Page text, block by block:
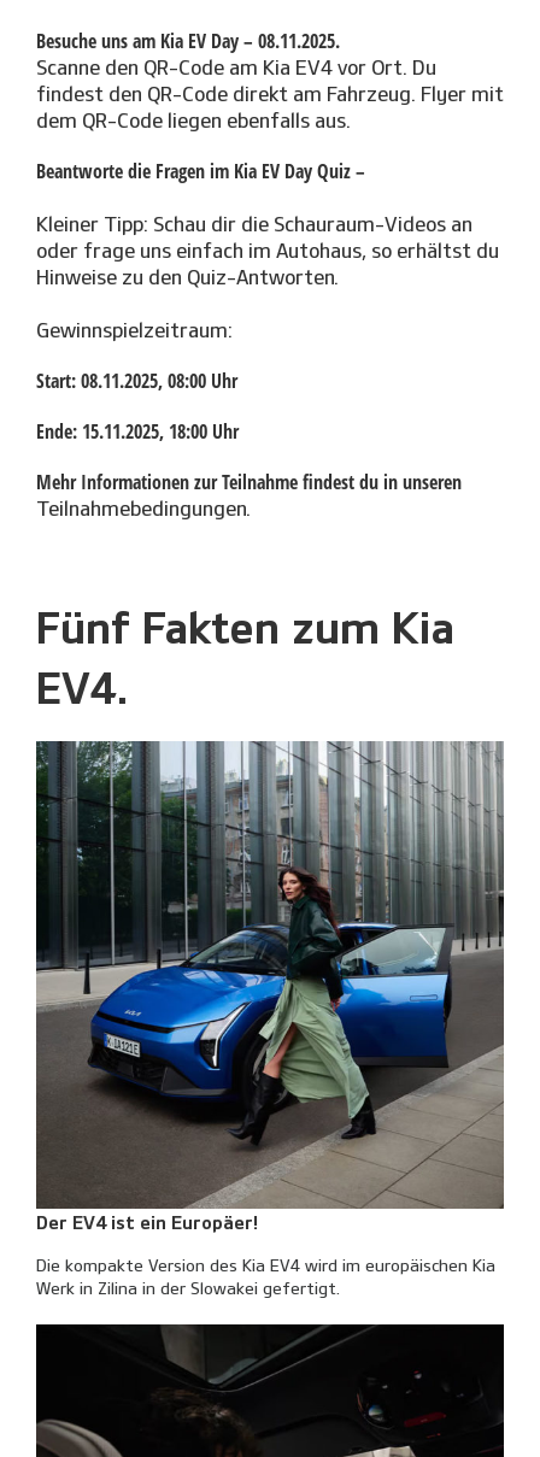
Besuche uns am Kia EV Day – 08.11.2025.
Scanne den QR-Code am Kia EV4 vor Ort. Du
findest den QR-Code direkt am Fahrzeug. Flyer mit
dem QR-Code liegen ebenfalls aus.
Beantworte die Fragen im Kia EV Day Quiz –
Kleiner Tipp: Schau dir die Schauraum-Videos an
oder frage uns einfach im Autohaus, so erhältst du
Hinweise zu den Quiz-Antworten.
Gewinnspielzeitraum:
Start: 08.11.2025, 08:00 Uhr
Ende: 15.11.2025, 18:00 Uhr
Mehr Informationen zur Teilnahme findest du in unseren
Teilnahmebedingungen.
Fünf Fakten zum Kia
EV4.
Der EV4 ist ein Europäer!
Die kompakte Version des Kia EV4 wird im europäischen Kia
Werk in Zilina in der Slowakei gefertigt.